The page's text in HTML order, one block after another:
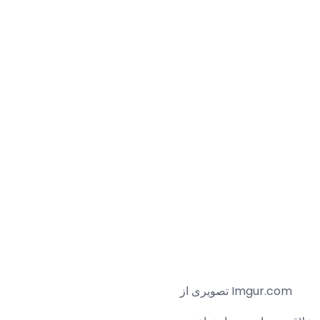
تصویری از Imgur.com